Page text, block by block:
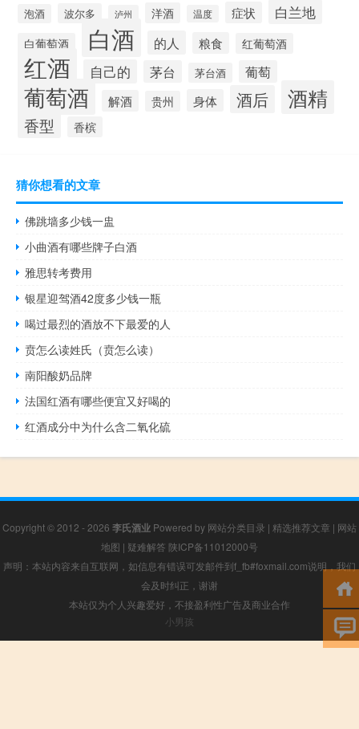
泡酒 波尔多 泸州 洋酒 温度 症状 白兰地
白葡萄酒 白酒 的人 粮食 红葡萄酒
红酒 自己的 茅台 茅台酒 葡萄
葡萄酒 解酒 贵州 身体 酒后 酒精
香型 香槟
猜你想看的文章
佛跳墙多少钱一盅
小曲酒有哪些牌子白酒
雅思转考费用
银星迎驾酒42度多少钱一瓶
喝过最烈的酒放不下最爱的人
贲怎么读姓氏（贲怎么读）
南阳酸奶品牌
法国红酒有哪些便宜又好喝的
红酒成分中为什么含二氧化硫
Copyright © 2012 - 2026 李氏酒业 Powered by 网站分类目录 | 精选推荐文章 | 网站
地图 | 疑难解答 陕ICP备11012000号
声明：本站内容来自互联网，如信息有错误可发邮件到f_fb#foxmail.com说明，我们
会及时纠正，谢谢
本站仅为个人兴趣爱好，不接盈利性广告及商业合作
小男孩